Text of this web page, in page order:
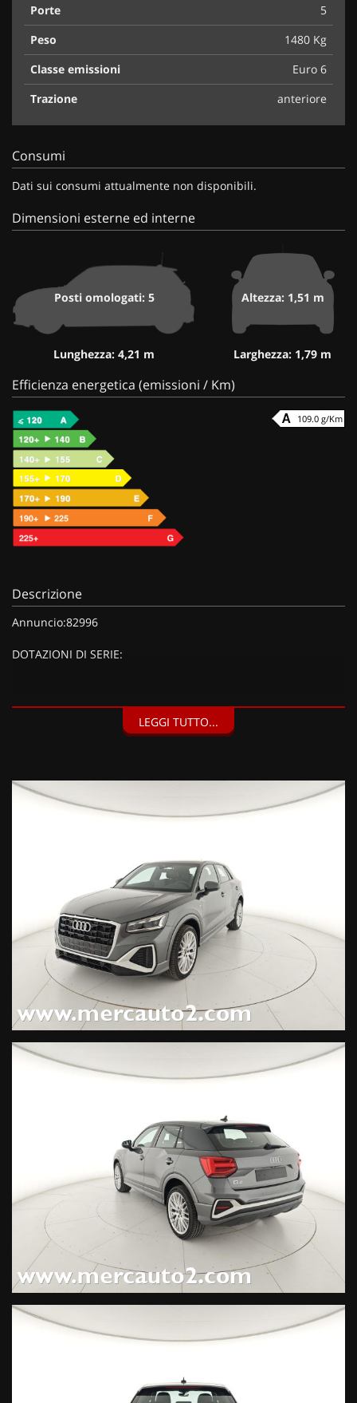
Porte
5
Peso
1480 Kg
Classe emissioni
Euro 6
Trazione
anteriore
Consumi
Dati sui consumi attualmente non disponibili.
Dimensioni esterne ed interne
Posti omologati: 5
Lunghezza: 4,21 m
Altezza: 1,51 m
Larghezza: 1,79 m
Efficienza energetica (emissioni / Km)
109.0 g/Km
Descrizione
Annuncio:82996
DOTAZIONI DI SERIE:
Autopilota dinamico, MMI touch, Radio MMI plus, Comandi
sugli itinerari, Sistema navigazione con MMI plus con MMI
touch, Collegamento a Internet - Audi connect tramite un
mod. dati LTE2/UMTS e una SIM card integrati, Informazioni
telecamera, Traffic information online, Aggiornamento mappe
online, Audi connect navigation&infotainment 3 anni,
Schermo ad alta risoluzione da 8,8 pollici, Uso dati di navig.
(limiti di velocità, salite/discese) per sugg. volti al risparmio di
carburante, Sistema di navigazione MMI plus con MMI touch
(1300 EUR), Sedili ant. sportivi, Pedaliera in acciaio inox, Look
alluminio negli interni, Illuminazione interna d'ambiente,
Rivestimento in tessuto Pulse/pelle, Listelli sottoporta con
inserto in alluminio, anteriori illuminati con logo S, Cielo
vettura in tessuto, nero,
LEGGI TUTTO...